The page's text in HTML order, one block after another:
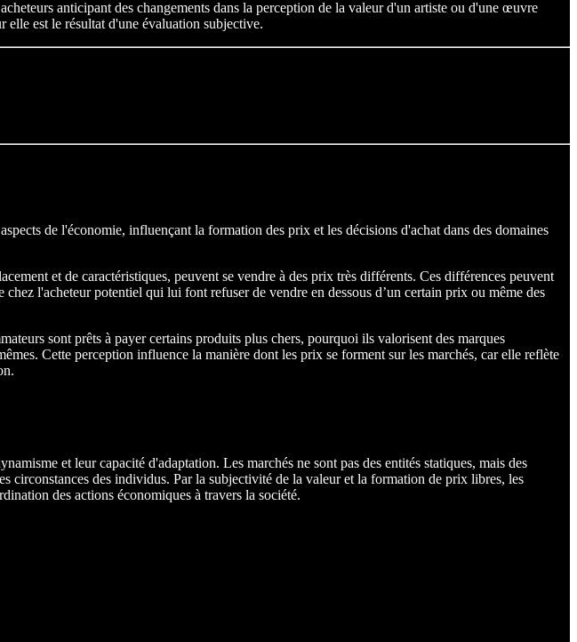
anticipant des changements dans la perception de la valeur d'un artiste ou d'une œuvre
est le résultat d'une évaluation subjective.
de l'économie, influençant la formation des prix et les décisions d'achat dans des domaines
et de caractéristiques, peuvent se vendre à des prix très différents. Ces différences peuvent
l'acheteur potentiel qui lui font refuser de vendre en dessous d’un certain prix ou même des
sont prêts à payer certains produits plus chers, pourquoi ils valorisent des marques
Cette perception influence la manière dont les prix se forment sur les marchés, car elle reflète
et leur capacité d'adaptation. Les marchés ne sont pas des entités statiques, mais des
circonstances des individus. Par la subjectivité de la valeur et la formation de prix libres, les
des actions économiques à travers la société.